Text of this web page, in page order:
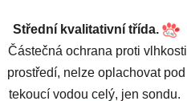
Střední kvalitativní třída.
Částečná ochrana proti vlhkosti
prostředí, nelze oplachovat pod
tekoucí vodou celý, jen sondu.